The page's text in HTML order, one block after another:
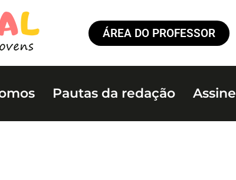
ÁREA DO PROFESSOR
Pautas da redação Assine